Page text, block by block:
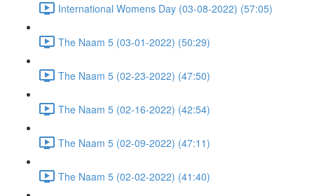
International Womens Day (03-08-2022) (57:05)
The Naam 5 (03-01-2022) (50:29)
The Naam 5 (02-23-2022) (47:50)
The Naam 5 (02-16-2022) (42:54)
The Naam 5 (02-09-2022) (47:11)
The Naam 5 (02-02-2022) (41:40)